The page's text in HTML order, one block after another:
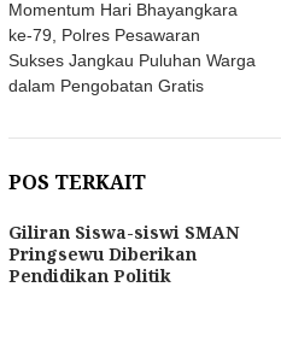
pos
Momentum Hari Bhayangkara
ke-79, Polres Pesawaran
Sukses Jangkau Puluhan Warga
dalam Pengobatan Gratis
POS TERKAIT
Giliran Siswa-siswi SMAN
Pringsewu Diberikan
Pendidikan Politik